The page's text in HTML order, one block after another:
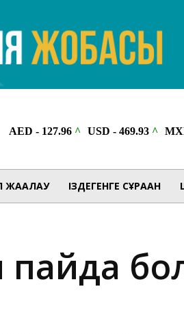
ЖАҒАЛАУ ІЗДЕГЕНГЕ СҰРАҒАН
пайда